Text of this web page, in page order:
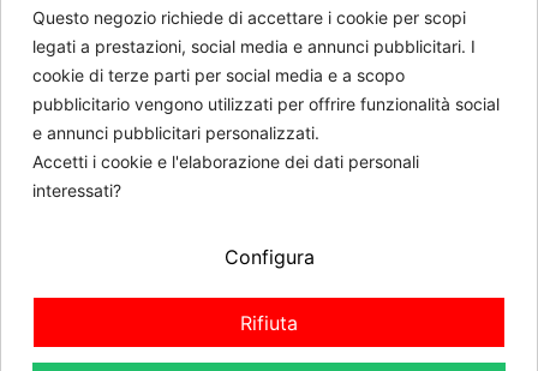
BARTORELLI 1882
Contattaci
Seguici
Newsletter
RICHIEDI REVOCA
Questo negozio richiede di accettare i cookie per scopi
legati a prestazioni, social media e annunci pubblicitari. I
cookie di terze parti per social media e a scopo
pubblicitario vengono utilizzati per offrire funzionalità social
e annunci pubblicitari personalizzati.
Accetti i cookie e l'elaborazione dei dati personali
interessati?
Configura
Rifiuta